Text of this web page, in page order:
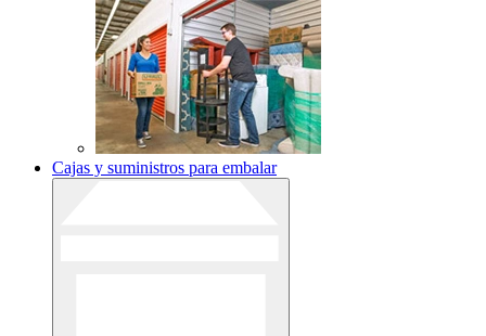
Cajas y suministros para embalar